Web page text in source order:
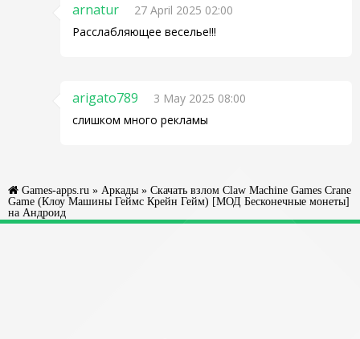
arnatur
27 April 2025 02:00
Расслабляющее веселье!!!
arigato789
3 May 2025 08:00
слишком много рекламы
Games-apps.ru » Аркады » Скачать взлом Claw Machine Games Crane
Game (Клоу Машины Геймс Крейн Гейм) [МОД Бесконечные монеты]
на Андроид